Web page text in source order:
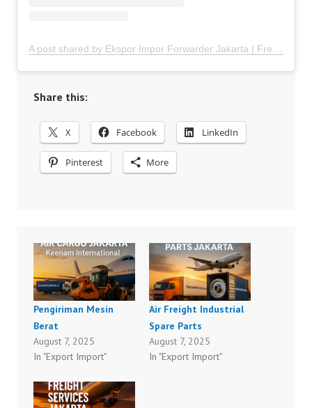
Share this:
X Facebook LinkedIn
Pinterest More
Pengiriman Mesin
Berat
August 7, 2025
In "Export Import"
Air Freight Industrial
Spare Parts
August 7, 2025
In "Export Import"